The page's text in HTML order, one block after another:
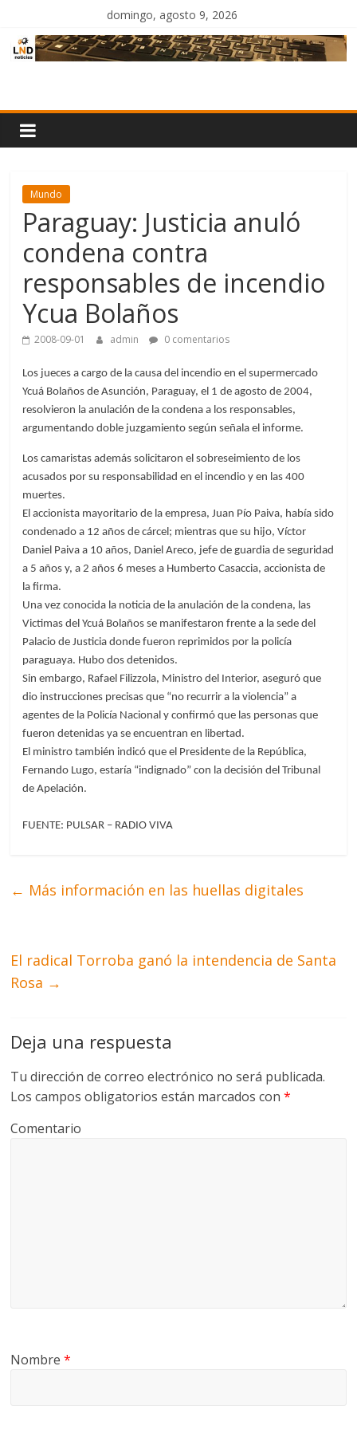
contenido
domingo, agosto 9, 2026
Noticias
Mundo
Paraguay: Justicia anuló
condena contra
responsables de incendio
Ycua Bolaños
2008-09-01 admin 0 comentarios
Los jueces a cargo de la causa del incendio en el supermercado
Ycuá Bolaños de Asunción, Paraguay, el 1 de agosto de 2004,
resolvieron la anulación de la condena a los responsables,
argumentando doble juzgamiento según señala el informe.
Los camaristas además solicitaron el sobreseimiento de los
acusados por su responsabilidad en el incendio y en las 400
muertes.
El accionista mayoritario de la empresa, Juan Pío Paiva, había sido
condenado a 12 años de cárcel; mientras que su hijo, Víctor
Daniel Paiva a 10 años, Daniel Areco, jefe de guardia de seguridad
a 5 años y, a 2 años 6 meses a Humberto Casaccia, accionista de
la firma.
Una vez conocida la noticia de la anulación de la condena, las
Victimas del Ycuá Bolaños se manifestaron frente a la sede del
Palacio de Justicia donde fueron reprimidos por la policía
paraguaya. Hubo dos detenidos.
Sin embargo, Rafael Filizzola, Ministro del Interior, aseguró que
dio instrucciones precisas que “no recurrir a la violencia” a
agentes de la Policía Nacional y confirmó que las personas que
fueron detenidas ya se encuentran en libertad.
El ministro también indicó que el Presidente de la República,
Fernando Lugo, estaría “indignado” con la decisión del Tribunal
de Apelación.
FUENTE: PULSAR – RADIO VIVA
← Más información en las huellas digitales
El radical Torroba ganó la intendencia de Santa
Rosa →
Deja una respuesta
Tu dirección de correo electrónico no será publicada.
Los campos obligatorios están marcados con*
Comentario
Nombre*